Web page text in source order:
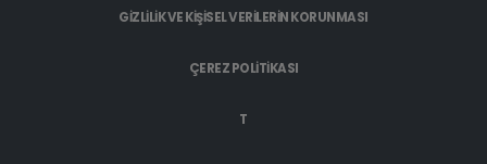
GIZLILIK VE KIŞISEL VERILERIN KORUNMASI
ÇEREZ POLITIKASI
T